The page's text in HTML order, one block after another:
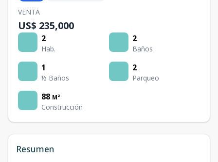
VENTA
US$ 235,000
2
Hab.
2
Baños
1
½ Baños
2
Parqueo
88 M²
Construcción
Resumen